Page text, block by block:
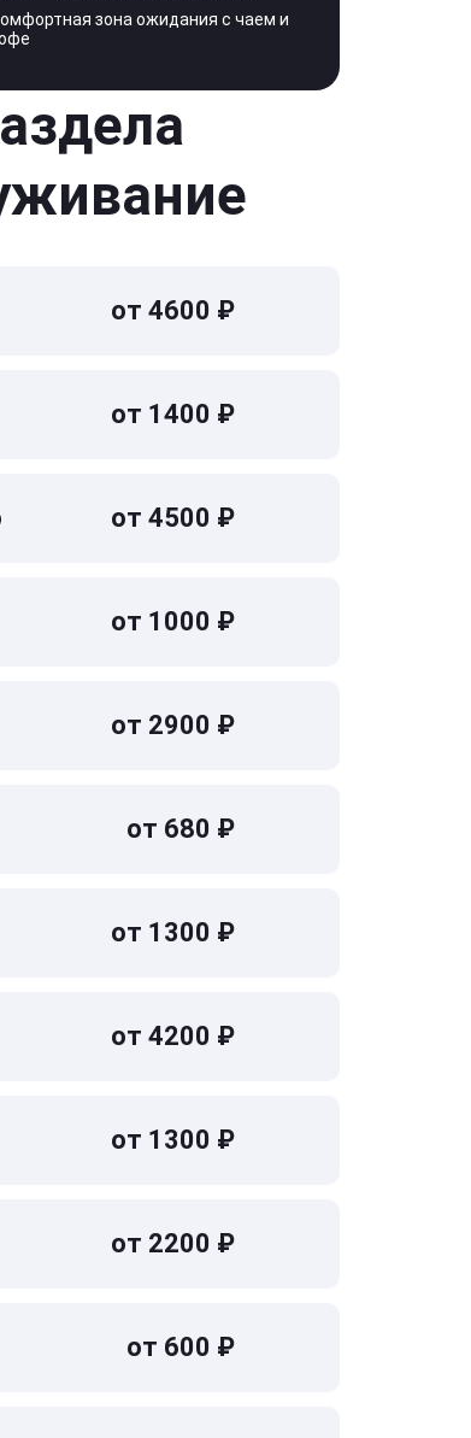
зона ожидания с чаем и
от 4600 ₽
от 1400 ₽
от 4500 ₽
от 1000 ₽
от 2900 ₽
от 680 ₽
от 1300 ₽
от 4200 ₽
от 1300 ₽
от 2200 ₽
от 600 ₽